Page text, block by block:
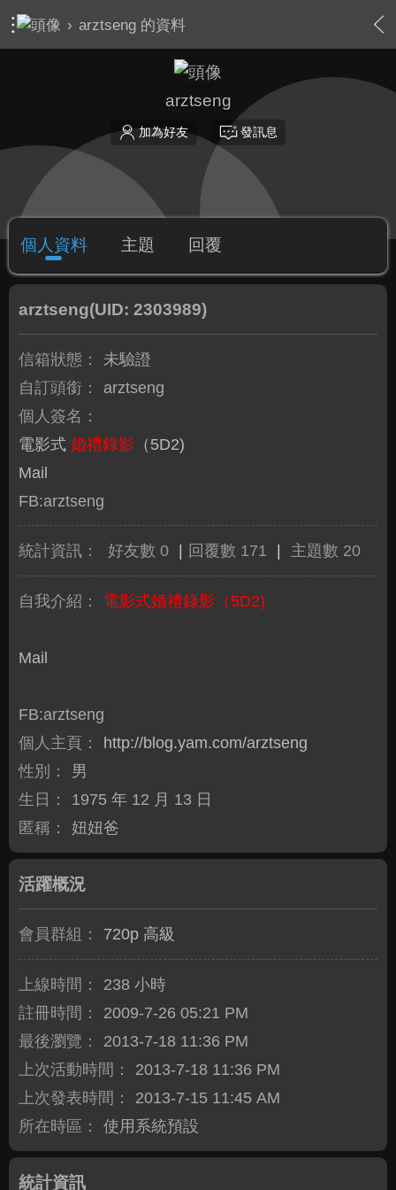
› arztseng 的資料
arztseng
加為好友 發訊息
個人資料 主題 回覆
arztseng(UID: 2303989)
信箱狀態：
未驗證
自訂頭銜：
arztseng
個人簽名：
電影式婚禮錄影 （5D2)
Mail
FB:arztseng
統計資訊： 好友數 0 回覆數 171 主題數 20
自我介紹： 電影式婚禮錄影（5D2)
Mail
FB:arztseng
個人主頁：
http://blog.yam.com/arztseng
性別：
男
生日：
1975 年 12 月 13 日
匿稱：
妞妞爸
活躍概況
會員群組： 720p 高級
上線時間：
238 小時
註冊時間：
2009-7-26 05:21 PM
最後瀏覽：
2013-7-18 11:36 PM
上次活動時間：
2013-7-18 11:36 PM
上次發表時間：
2013-7-15 11:45 AM
所在時區：
使用系統預設
統計資訊